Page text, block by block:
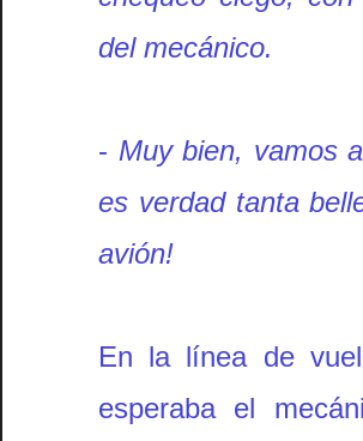
del mecánico.
- Muy bien, vamos
es verdad tanta
avión!
En la línea de
esperaba el